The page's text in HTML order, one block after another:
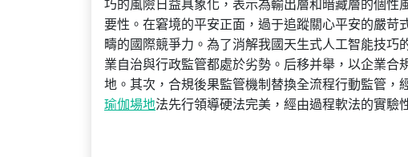
巧的風險日益具象化，表示為輸出層和暗藏層的個
要性。在窘境的平安正面，過于追蹤關心平安的嚴
疇的國際競爭力。為了消解我國天生式人工智能技
業自治與行政監管都處於劣勢。后移并舉，以企業
地。其次，合規後果監管機制替換全流程行動監管
瑜伽場地法先行領導硬法完美，經由過程軟法的實驗